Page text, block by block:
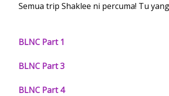
Semua trip Shaklee ni percuma! Tu
BLNC Part 1
BLNC Part 3
BLNC Part 4